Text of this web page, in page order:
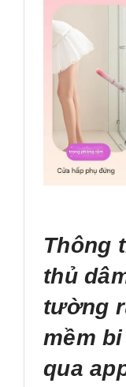
Thông
thủ
tường
mềm
qua